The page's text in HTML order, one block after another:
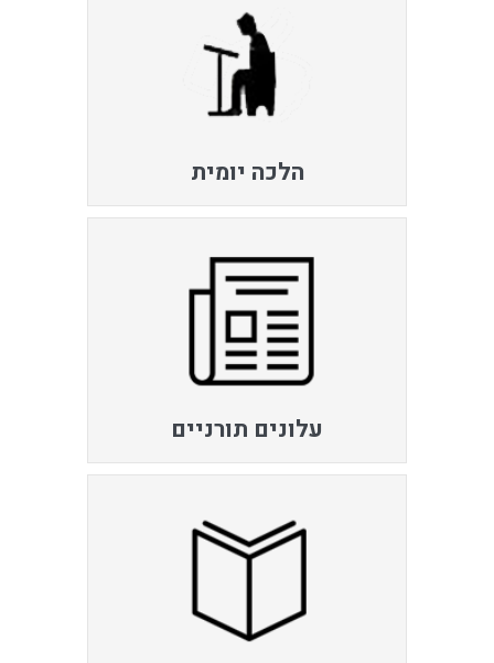
הלכה יומית
עלונים תורניים